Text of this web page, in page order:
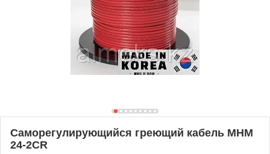
Саморегулирующийся греющий кабель MHM
24-2CR